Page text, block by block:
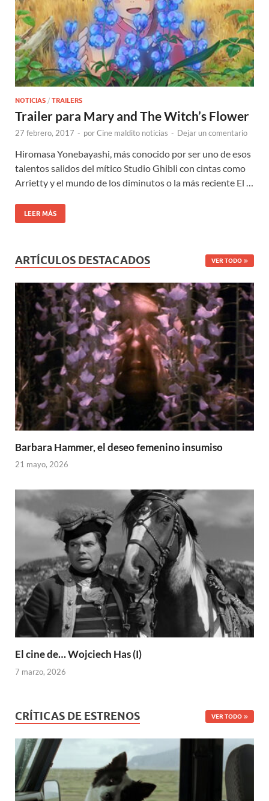
NOTICIAS / TRAILERS
Trailer para Mary and The Witch’s Flower
27 febrero, 2017 - porCine maldito noticias - Dejar un comentario
Hiromasa Yonebayashi, más conocido por ser uno de esos
talentos salidos del mítico Studio Ghibli con cintas como
Arrietty y el mundo de los diminutos o la más reciente El …
LEER MÁS
ARTÍCULOS DESTACADOS VER TODO
Barbara Hammer, el deseo femenino insumiso
21 mayo, 2026
El cine de… Wojciech Has (I)
7 marzo, 2026
CRÍTICAS DE ESTRENOS VER TODO